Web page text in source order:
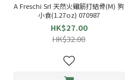
A Freschi SrI 天然火雞筋打結骨(M) 狗
小食(1.27oz) 070987
HK$27.00
HK$32.00